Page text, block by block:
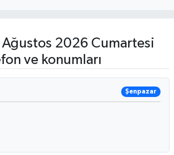
2026 Cumartesi
ve konumları
Şenpazar